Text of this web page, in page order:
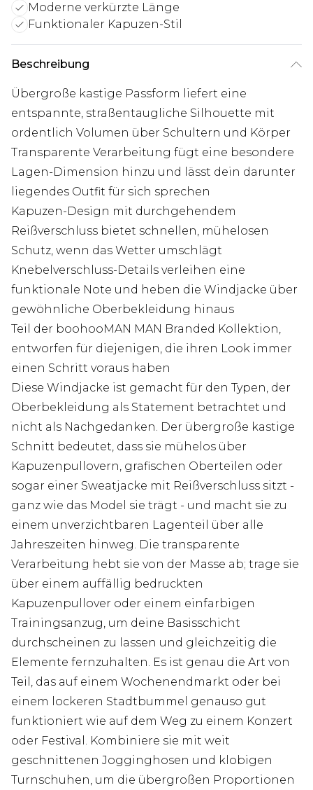
Moderne verkürzte Länge
Funktionaler Kapuzen-Stil
Beschreibung
Übergroße kastige Passform liefert eine
entspannte, straßentaugliche Silhouette mit
ordentlich Volumen über Schultern und Körper
Transparente Verarbeitung fügt eine besondere
Lagen-Dimension hinzu und lässt dein darunter
liegendes Outfit für sich sprechen
Kapuzen-Design mit durchgehendem
Reißverschluss bietet schnellen, mühelosen
Schutz, wenn das Wetter umschlägt
Knebelverschluss-Details verleihen eine
funktionale Note und heben die Windjacke über
gewöhnliche Oberbekleidung hinaus
Teil der boohooMAN MAN Branded Kollektion,
entworfen für diejenigen, die ihren Look immer
einen Schritt voraus haben
Diese Windjacke ist gemacht für den Typen, der
Oberbekleidung als Statement betrachtet und
nicht als Nachgedanken. Der übergroße kastige
Schnitt bedeutet, dass sie mühelos über
Kapuzenpullovern, grafischen Oberteilen oder
sogar einer Sweatjacke mit Reißverschluss sitzt -
ganz wie das Model sie trägt - und macht sie zu
einem unverzichtbaren Lagenteil über alle
Jahreszeiten hinweg. Die transparente
Verarbeitung hebt sie von der Masse ab; trage sie
über einem auffällig bedruckten
Kapuzenpullover oder einem einfarbigen
Trainingsanzug, um deine Basisschicht
durchscheinen zu lassen und gleichzeitig die
Elemente fernzuhalten. Es ist genau die Art von
Teil, das auf einem Wochenendmarkt oder bei
einem lockeren Stadtbummel genauso gut
funktioniert wie auf dem Weg zu einem Konzert
oder Festival. Kombiniere sie mit weit
geschnittenen Jogginghosen und klobigen
Turnschuhen, um die übergroßen Proportionen